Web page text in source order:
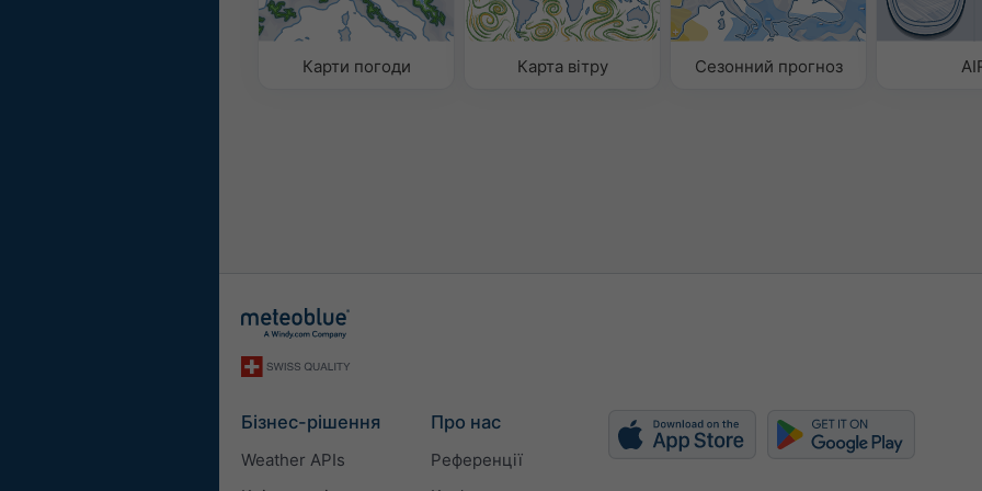
Карти погоди Карта вітру Сезонний прогноз
Бізнес-рішення
Weather APIs
Про нас
Референції